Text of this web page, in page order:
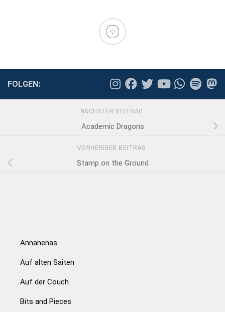
FOLGEN:
NÄCHSTER BEITRAG
Academic Dragons
VORHERIGER BEITRAG
Stamp on the Ground
Annanenas
Auf alten Saiten
Auf der Couch
Bits and Pieces